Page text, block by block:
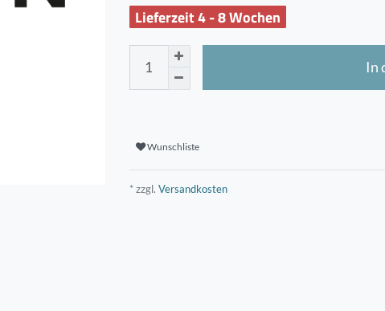
Lieferzeit 4 - 8 Wochen
In
Wunschliste
* zzgl. Versandkosten